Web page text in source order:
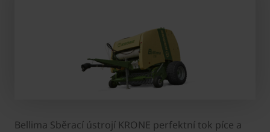
Bellima Sběrací ústrojí ­KRONE perfektní tok píce a